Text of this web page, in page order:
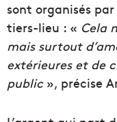
sont organisés
tiers-lieu : « Cela
mais surtout
extérieures et de
public», précise